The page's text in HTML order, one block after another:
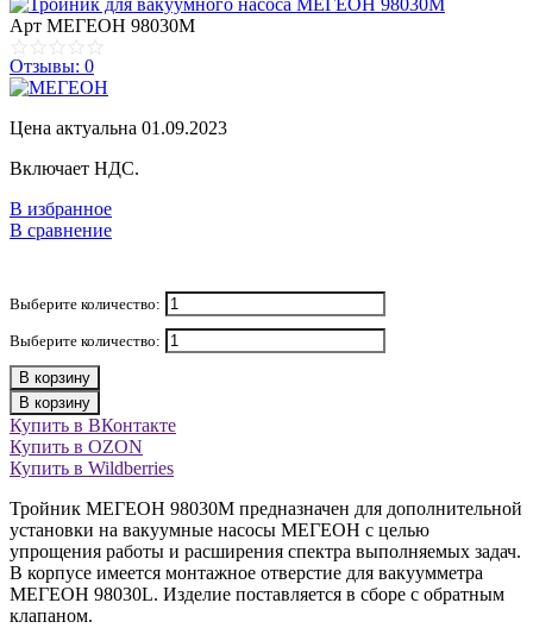
Арт МЕГЕОН 98030М
Отзывы: 0
Цена актуальна 01.09.2023
Включает НДС.
В избранное
В сравнение
Выберите количество:
Выберите количество:
В корзину
В корзину
Купить в ВКонтакте
Купить в OZON
Купить в Wildberries
Тройник МЕГЕОН 98030М предназначен для дополнительной
установки на вакуумные насосы МЕГЕОН с целью
упрощения работы и расширения спектра выполняемых задач.
В корпусе имеется монтажное отверстие для вакуумметра
МЕГЕОН 98030L. Изделие поставляется в сборе с обратным
клапаном.